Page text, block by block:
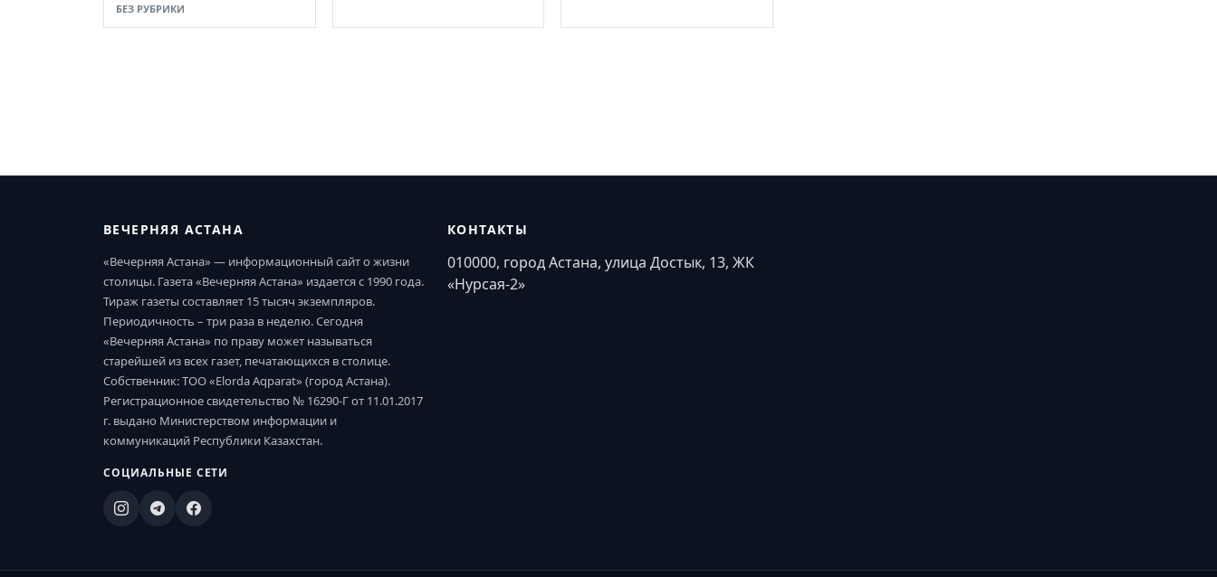
БЕЗ РУБРИКИ
ВЕЧЕРНЯЯ АСТАНА
«Вечерняя Астана» — информационный сайт о жизни
столицы. Газета «Вечерняя Астана» издается с 1990 года.
Тираж газеты составляет 15 тысяч экземпляров.
Периодичность – три раза в неделю. Сегодня
«Вечерняя Астана» по праву может называться
старейшей из всех газет, печатающихся в столице.
Собственник: ТОО «Elorda Aqparat» (город Астана).
Регистрационное свидетельство № 16290-Г от 11.01.2017
г. выдано Министерством информации и
коммуникаций Республики Казахстан.
СОЦИАЛЬНЫЕ СЕТИ
КОНТАКТЫ
010000, город Астана, улица Достык, 13, ЖК
«Нурсая-2»